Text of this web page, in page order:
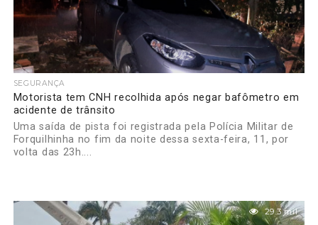
SEGURANÇA
Motorista tem CNH recolhida após negar bafômetro em
acidente de trânsito
Uma saída de pista foi registrada pela Polícia Militar de
Forquilhinha no fim da noite dessa sexta-feira, 11, por
volta das 23h....
29.3 mil